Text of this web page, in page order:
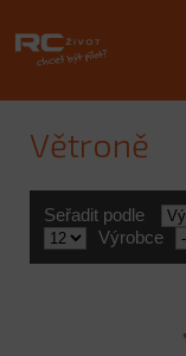
Větroně
Seřadit podle
Výrobce